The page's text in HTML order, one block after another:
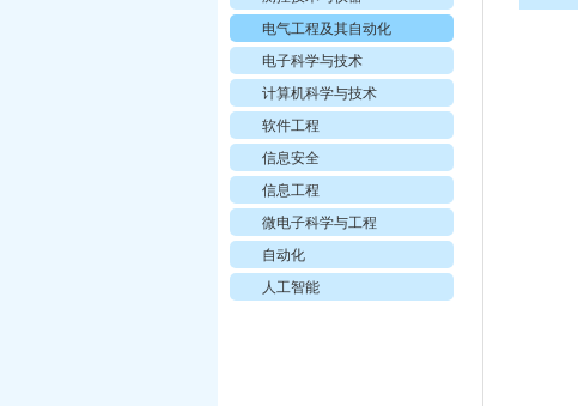
电气工程及其自动化
电子科学与技术
计算机科学与技术
软件工程
信息安全
信息工程
微电子科学与工程
自动化
人工智能